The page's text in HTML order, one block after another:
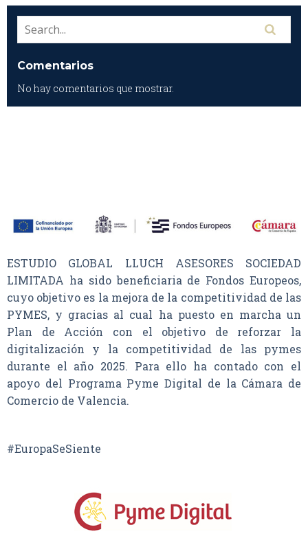
Comentarios
No hay comentarios que mostrar.
ESTUDIO GLOBAL LLUCH ASESORES SOCIEDAD
LIMITADA ha sido beneficiaria de Fondos Europeos,
cuyo objetivo es la mejora de la competitividad de las
PYMES, y gracias al cual ha puesto en marcha un
Plan de Acción con el objetivo de reforzar la
digitalización y la competitividad de las pymes
durante el año 2025. Para ello ha contado con el
apoyo del Programa Pyme Digital de la Cámara de
Comercio de Valencia.
#EuropaSeSiente